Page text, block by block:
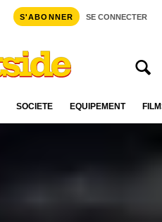
S'ABONNER SE CONNECTER
SOCIÉTÉ ÉQUIPEMENT